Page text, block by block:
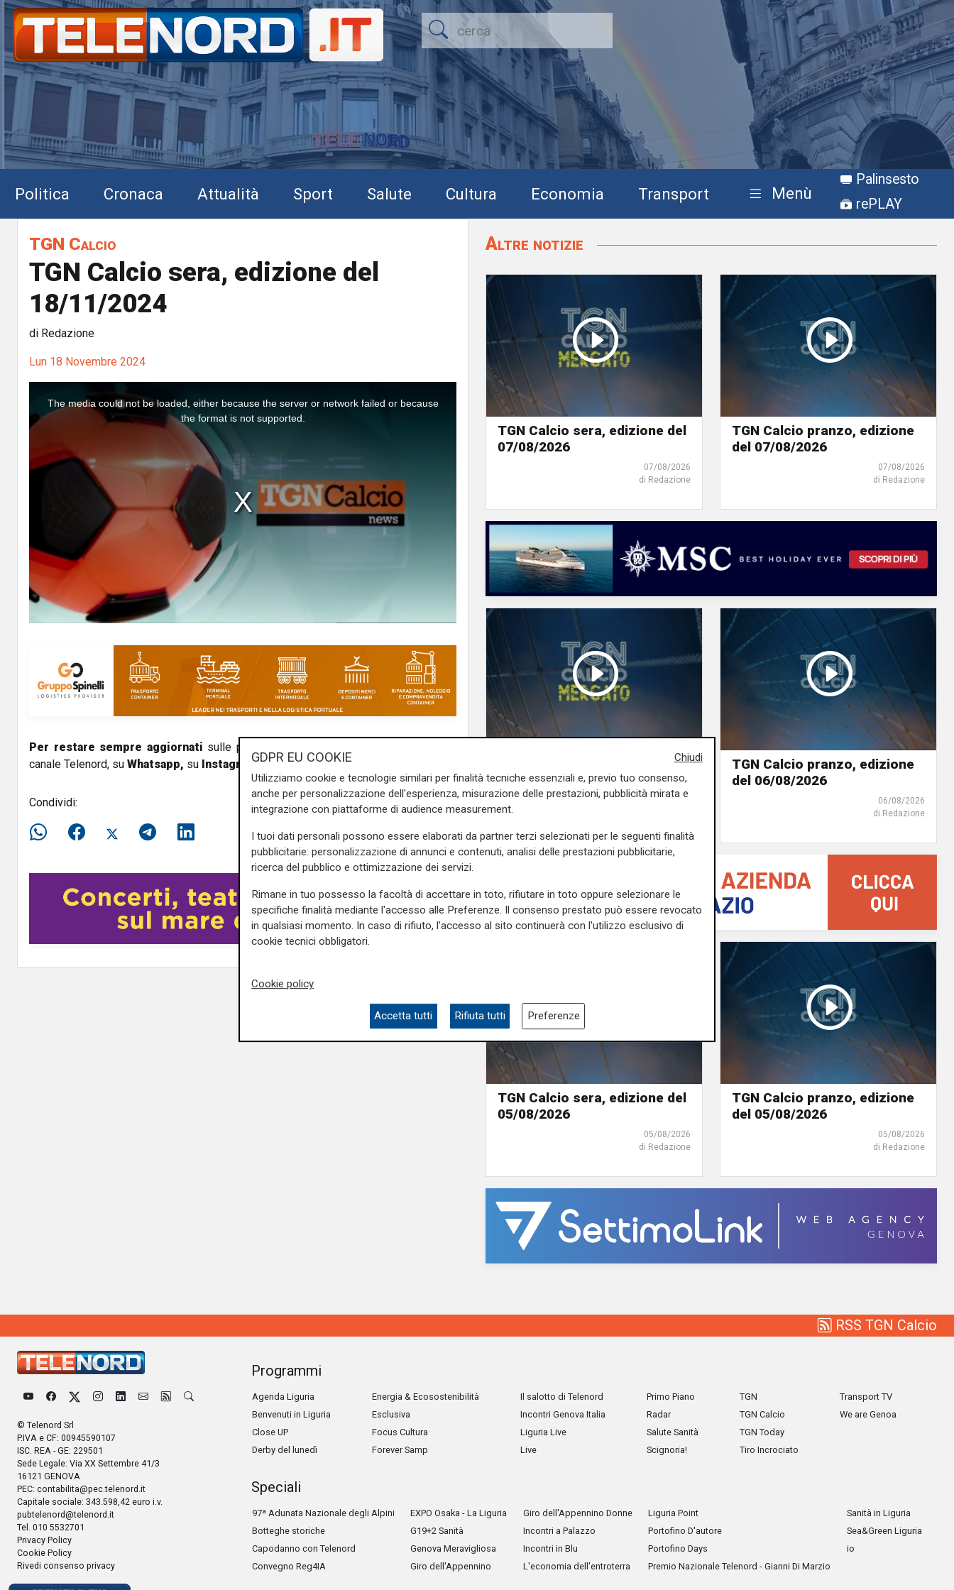
Politica Cronaca Attualità Sport Salute Cultura Economia Transport Menù
Palinsesto
rePLAY
TGN Calcio
TGN Calcio sera, edizione del
18/11/2024
di Redazione
Lun 18 Novembre 2024
a
w
The media could not be loaded, either because the server or network failed or because
the format is not supported.
Per restare sempre aggiornati sulle principali notizie sulla Liguria seguiteci sul
canale Telenord, su Whatsapp, su Instagram,suYoutubee suFacebook
Condividi:
Altre notizie
TGN Calcio sera, edizione del
07/08/2026
07/08/2026
di Redazione
TGN Calcio pranzo, edizione
del 07/08/2026
07/08/2026
di Redazione
TGN Calcio sera, edizione del
06/08/2026
TGN Calcio pranzo, edizione
del 06/08/2026
06/08/2026
di Redazione
TGN Calcio sera, edizione del
05/08/2026
05/08/2026
di Redazione
TGN Calcio pranzo, edizione
del 05/08/2026
05/08/2026
di Redazione
RSS TGN Calcio
© Telenord Srl
P.IVA e CF: 00945590107
ISC. REA - GE: 229501
Sede Legale: Via XX Settembre 41/3
16121 GENOVA
PEC: contabilita@pec.telenord.it
Capitale sociale: 343.598,42 euro i.v.
pubtelenord@telenord.it
Tel. 010 5532701
Privacy Policy
Cookie Policy
Rivedi consenso privacy
Programmi
Agenda Liguria
Benvenuti in Liguria
Close UP
Derby del lunedì
Energia & Ecosostenibilità
Esclusiva
Focus Cultura
Forever Samp
Il salotto di Telenord
Incontri Genova Italia
Liguria Live
Live
Primo Piano
Radar
Salute Sanità
Scignoria!
TGN
TGN Calcio
TGN Today
Tiro Incrociato
Transport TV
We are Genoa
Speciali
97ª Adunata Nazionale degli Alpini
Botteghe storiche
Capodanno con Telenord
Convegno Reg4IA
EXPO Osaka - La Liguria
G19+2 Sanità
Genova Meravigliosa
Giro dell'Appennino
Giro dell'Appennino Donne
Incontri a Palazzo
Incontri in Blu
L'economia dell'entroterra
Liguria Point
Portofino D'autore
Portofino Days
Premio Nazionale Telenord - Gianni Di Marzio
Sanità in Liguria
Sea&Green Liguria
io
Chiudi
GDPR EU COOKIE
Utilizziamo cookie e tecnologie similari per finalità tecniche essenziali e, previo tuo consenso,
anche per personalizzazione dell'esperienza, misurazione delle prestazioni, pubblicità mirata e
integrazione con piattaforme di audience measurement.
I tuoi dati personali possono essere elaborati da partner terzi selezionati per le seguenti finalità
pubblicitarie: personalizzazione di annunci e contenuti, analisi delle prestazioni pubblicitarie,
ricerca del pubblico e ottimizzazione dei servizi.
Rimane in tuo possesso la facoltà di accettare in toto, rifiutare in toto oppure selezionare le
specifiche finalità mediante l'accesso alle Preferenze. Il consenso prestato può essere revocato
in qualsiasi momento. In caso di rifiuto, l'accesso al sito continuerà con l'utilizzo esclusivo di
cookie tecnici obbligatori.
Cookie policy
Accetta tutti Rifiuta tutti Preferenze